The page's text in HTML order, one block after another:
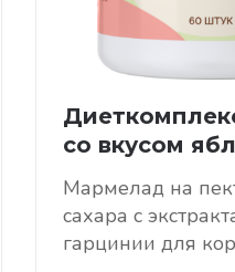
со вкусом
Мармелад на
сахара с
гарцинии для